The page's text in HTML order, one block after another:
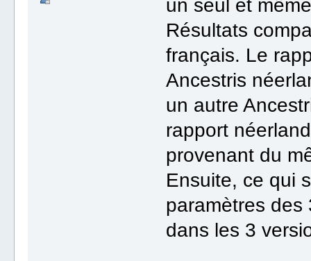
un seul et
Résultats
français. Le
Ancestris
un autre
rapport
provenant du
Ensuite, ce qui
paramètres des
dans les 3